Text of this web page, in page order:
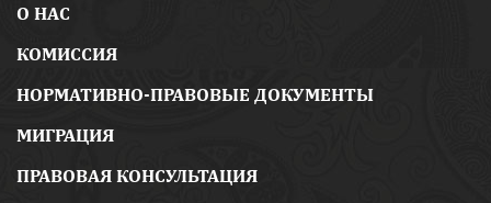
O НАС
КОМИССИЯ
НОРМАТИВНО-ПРАВОВЫЕ ДОКУМЕНТЫ
МИГРАЦИЯ
ПРАВОВАЯ КОНСУЛЬТАЦИЯ